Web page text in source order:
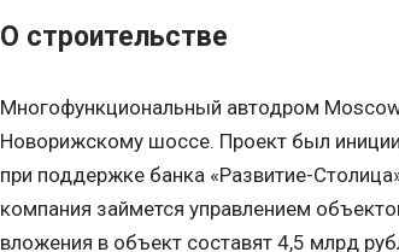
О строительстве
Многофункциональный автодром
Новорижскому шоссе. Проект был
при поддержке банка «Развитие-
компания займется управлением
вложения в объект составят 4,5 млрд